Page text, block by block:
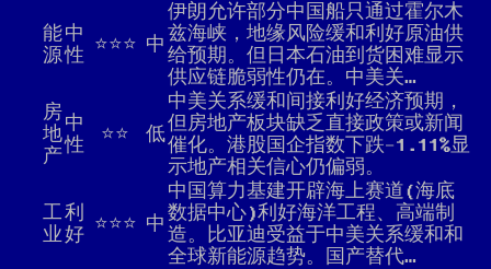
能
源
中
性 ⭐⭐⭐ 中
伊朗允许部分中国船只通过霍尔木
兹海峡，地缘风险缓和利好原油供
给预期。但日本石油到货困难显示
供应链脆弱性仍在。中美关…
房
地
产
中
性
⭐⭐ 低
中美关系缓和间接利好经济预期，
但房地产板块缺乏直接政策或新闻
催化。港股国企指数下跌-1.11%显
示地产相关信心仍偏弱。
工
业
利
好 ⭐⭐⭐ 中
中国算力基建开辟海上赛道(海底
数据中心)利好海洋工程、高端制
造。比亚迪受益于中美关系缓和和
全球新能源趋势。国产替代…